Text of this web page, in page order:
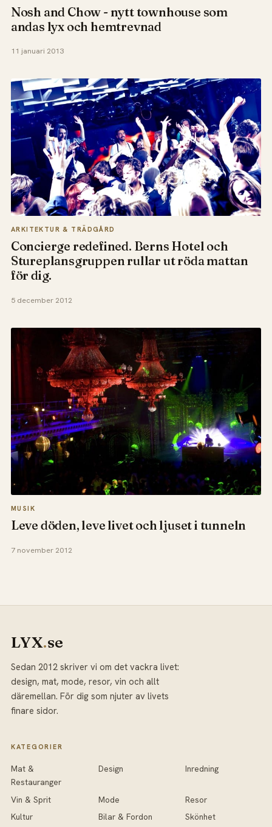
Nosh and Chow - nytt townhouse som
andas lyx och hemtrevnad
11 januari 2013
ARKITEKTUR & TRÄDGÅRD
Concierge redefined. Berns Hotel och
Stureplansgruppen rullar ut röda mattan
för dig.
5 december 2012
MUSIK
Leve döden, leve livet och ljuset i tunneln
7 november 2012
LYX.se
Sedan 2012 skriver vi om det vackra livet:
design, mat, mode, resor, vin och allt
däremellan. För dig som njuter av livets
finare sidor.
KATEGORIER
Mat &
Restauranger
Design Inredning
Vin & Sprit Mode
Resor
Kultur
Bilar & Fordon Skönhet